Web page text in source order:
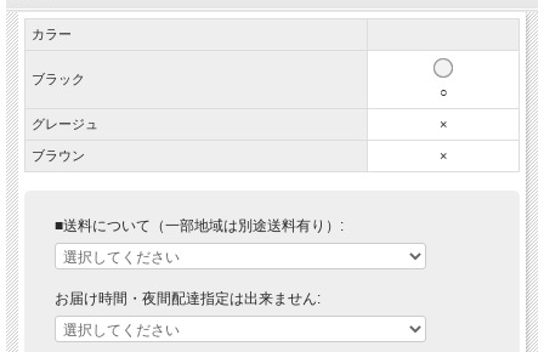
カラー
ブラック
○
グレージュ ×
ブラウン ×
■送料について（一部地域は別途送料有り）:
お届け時間・夜間配達指定は出来ません: